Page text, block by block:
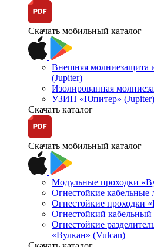
Скачать мобильный каталог
Внешняя молниезащита
(Jupiter)
Изолированная
УЗИП «Юпитер» (Jupiter)
Скачать каталог
Скачать мобильный каталог
Модульные проходки
Огнестойкие
Огнестойкие проходки
Огнестойкий
Огнестойкие
«Вулкан» (Vulcan)